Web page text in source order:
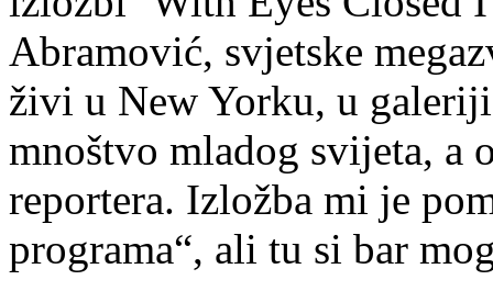
Abramović, svjetske
živi u New Yorku, u
mnoštvo mladog svijeta, a
reportera. Izložba mi je
programa“, ali tu si bar